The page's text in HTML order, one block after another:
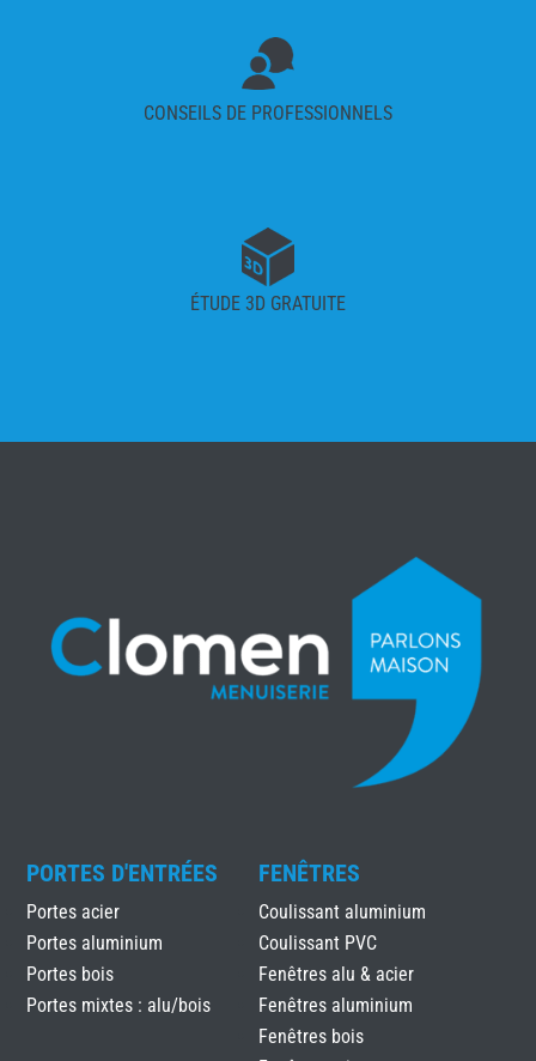
CONSEILS DE PROFESSIONNELS
ÉTUDE 3D GRATUITE
PORTES D'ENTRÉES
Portes acier
Portes aluminium
Portes bois
Portes mixtes : alu/bois
FENÊTRES
Coulissant aluminium
Coulissant PVC
Fenêtres alu & acier
Fenêtres aluminium
Fenêtres bois